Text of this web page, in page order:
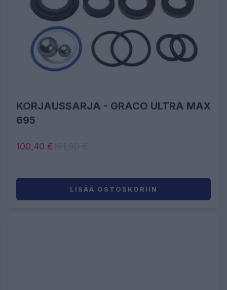
KORJAUSSARJA - GRACO ULTRA MAX
695
100,40 €
LISÄÄ OSTOSKORIIN